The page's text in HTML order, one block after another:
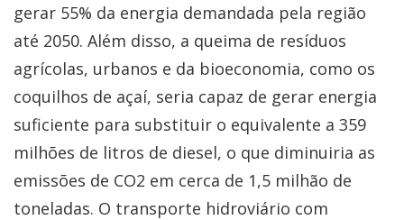
gerar 55% da energia demandada pela região
até 2050. Além disso, a queima de resíduos
agrícolas, urbanos e da bioeconomia, como os
coquilhos de açaí, seria capaz de gerar energia
suficiente para substituir o equivalente a 359
milhões de litros de diesel, o que diminuiria as
emissões de CO2 em cerca de 1,5 milhão de
toneladas. O transporte hidroviário com